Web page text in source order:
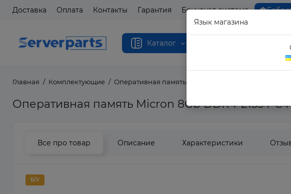
Доставка Оплата Контакты Гарантия Бонусная система
Каталог
Главная Комплектующие Оперативная память Оперативная память
Оперативная память Micron 8Gb DDR4-2133
Язык магазина
Все про товар Описание Характеристики
Б/У